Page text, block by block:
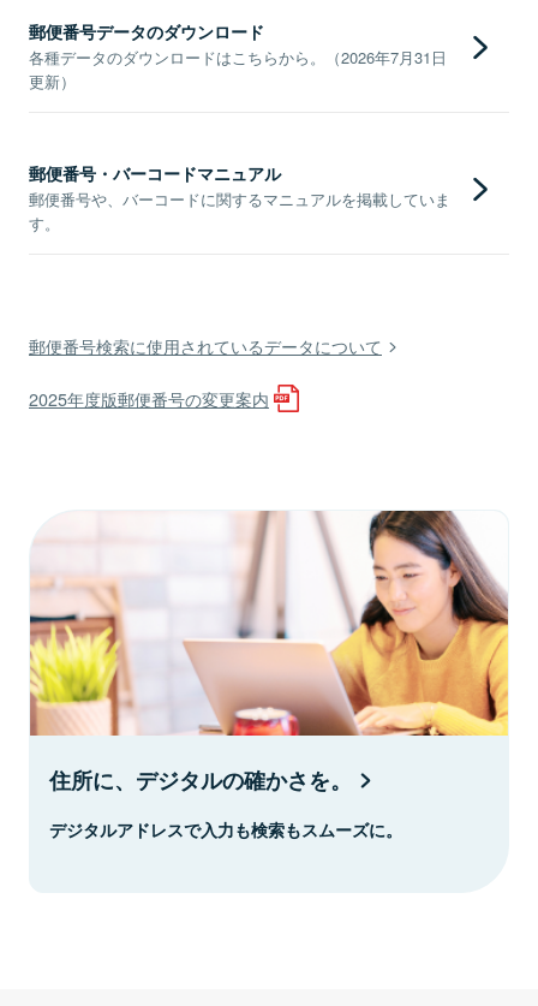
郵便番号データのダウンロード
各種データのダウンロードはこちらから。（2026年7月31日
更新）
郵便番号・バーコードマニュアル
郵便番号や、バーコードに関するマニュアルを掲載していま
す。
郵便番号検索に使用されているデータについて
2025年度版郵便番号の変更案内
住所に、デジタルの確かさを。
デジタルアドレスで入力も検索もスムーズに。